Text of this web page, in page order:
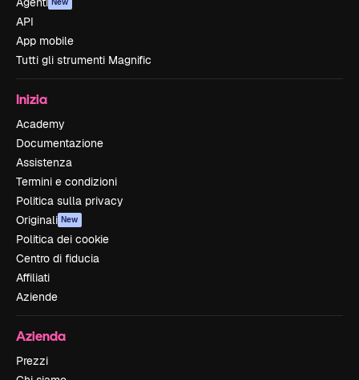
API
App mobile
Tutti gli strumenti Magnific
Inizia
Academy
Documentazione
Assistenza
Termini e condizioni
Politica sulla privacy
Originali New
Politica dei cookie
Centro di fiducia
Affiliati
Aziende
Azienda
Prezzi